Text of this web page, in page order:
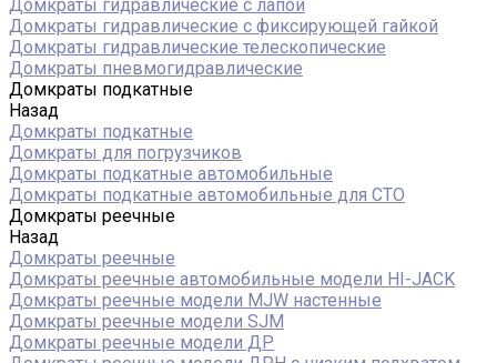
Домкраты гидравлические с лапой
Домкраты гидравлические с фиксирующей гайкой
Домкраты гидравлические телескопические
Домкраты пневмогидравлические
Домкраты подкатные
Назад
Домкраты подкатные
Домкраты для погрузчиков
Домкраты подкатные автомобильные
Домкраты подкатные автомобильные для СТО
Домкраты реечные
Назад
Домкраты реечные
Домкраты реечные автомобильные модели HI-JACK
Домкраты реечные модели MJW настенные
Домкраты реечные модели SJM
Домкраты реечные модели ДР